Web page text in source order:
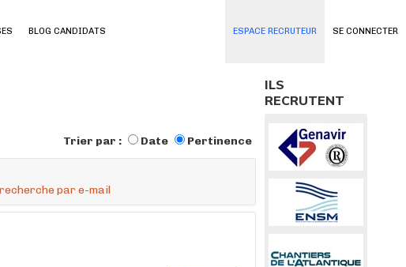
SE CONNECTER
BLOG CANDIDATS ESPACE RECRUTEUR
Trier par : Date Pertinence
par e-mail
ILS
RECRUTENT